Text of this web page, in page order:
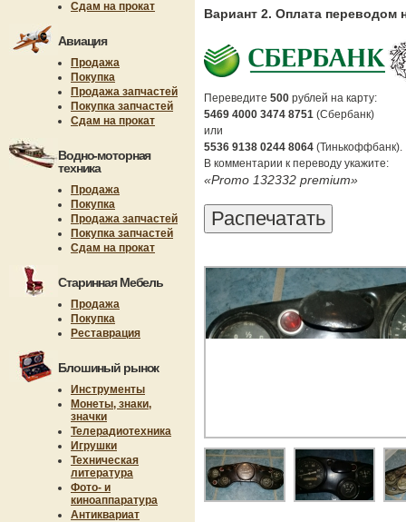
Сдам на прокат
Авиация
Продажа
Покупка
Продажа запчастей
Покупка запчастей
Сдам на прокат
Водно-моторная
техника
Продажа
Покупка
Продажа запчастей
Покупка запчастей
Сдам на прокат
Старинная Мебель
Продажа
Покупка
Реставрация
Блошиный рынок
Инструменты
Монеты, знаки,
значки
Телерадиотехника
Игрушки
Техническая
литература
Фото- и
киноаппаратура
Антиквариат
Вариант 2. Оплата переводом
Переведите 500 рублей на карту:
5469 4000 3474 8751 (Сбербанк)
или
5536 9138 0244 8064 (Тинькоффбанк).
В комментарии к переводу укажите:
«Promo 132332 premium»